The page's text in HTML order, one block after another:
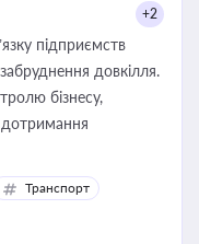
+2
підприємств
довкілля.
бізнесу,
дотримання
Транспорт